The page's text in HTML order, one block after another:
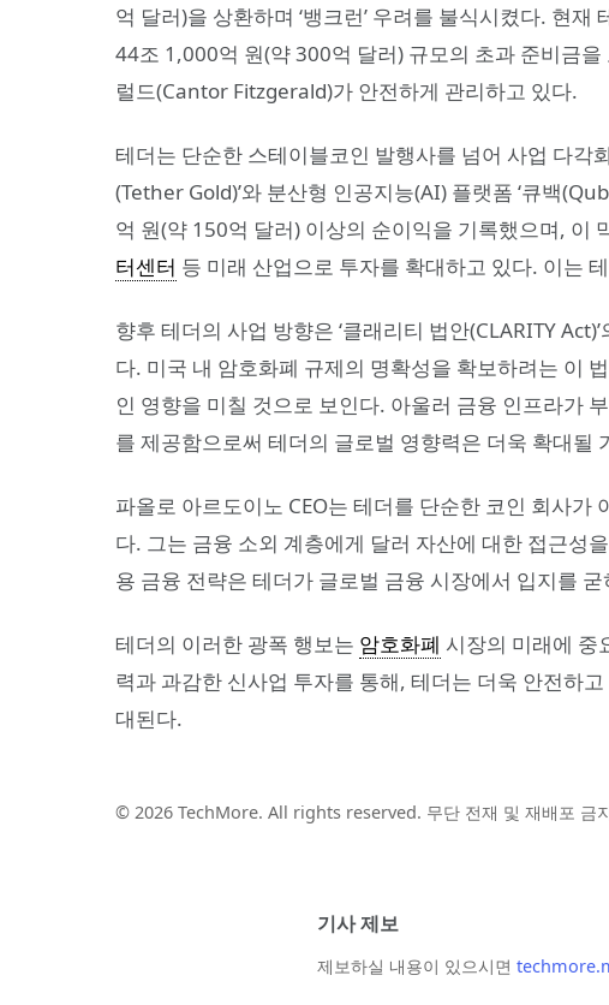
억 달러)을 상환하며 ‘뱅크런’ 우려를 불식시켰다. 현
44조 1,000억 원(약 300억 달러) 규모의 초과 준비금
럴드(Cantor Fitzgerald)가 안전하게 관리하고 있다.
테더는 단순한 스테이블코인 발행사를 넘어 사업 다각
(Tether Gold)’와 분산형 인공지능(AI) 플랫폼 ‘큐백
억 원(약 150억 달러) 이상의 순이익을 기록했으며,
터센터 등 미래 산업으로 투자를 확대하고 있다. 이는
향후 테더의 사업 방향은 ‘클래리티 법안(CLARITY
다. 미국 내 암호화폐 규제의 명확성을 확보하려는 이
인 영향을 미칠 것으로 보인다. 아울러 금융 인프라가
를 제공함으로써 테더의 글로벌 영향력은 더욱 확대될
파올로 아르도이노 CEO는 테더를 단순한 코인 회사
다. 그는 금융 소외 계층에게 달러 자산에 대한 접근성
용 금융 전략은 테더가 글로벌 금융 시장에서 입지를
테더의 이러한 광폭 행보는 암호화폐 시장의 미래에 중
력과 과감한 신사업 투자를 통해, 테더는 더욱 안전하
대된다.
© 2026 TechMore. All rights reserved. 무단 전재 및 재배포 금
기사 제보
제보하실 내용이 있으시면